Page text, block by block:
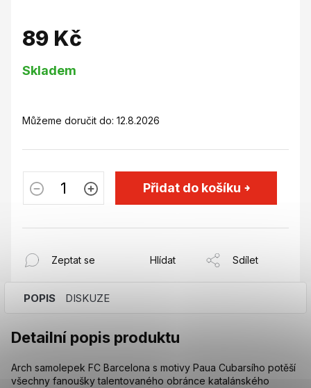
89 Kč
cena:
Skladem
Můžeme doručit do: 12.8.2026
Přidat do košíku
Zeptat se Hlídat Sdílet
POPIS DISKUZE
Detailní popis produktu
Arch samolepek FC Barcelona s motivy Paua Cubarsího potěší
všechny fanoušky talentovaného obránce katalánského